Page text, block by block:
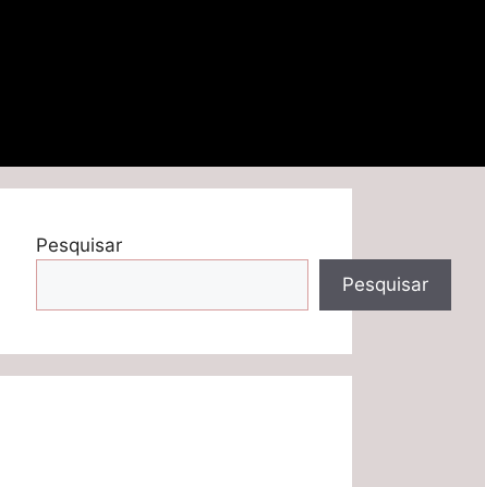
Pesquisar
Pesquisar